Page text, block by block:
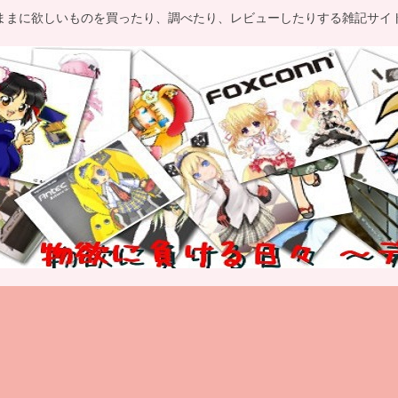
まに欲しいものを買ったり、調べたり、レビューしたりする雑記サイ